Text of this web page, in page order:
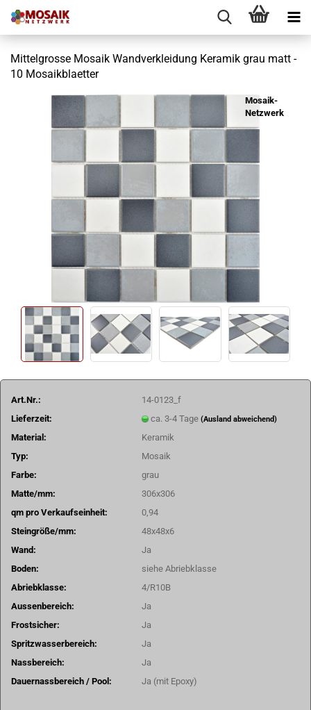
Mittelgrosse Mosaik Wandverkleidung Keramik grau matt -
10 Mosaikblaetter
Mosaik-
Netzwerk
Art.Nr.:
14-0123_f
Lieferzeit:
ca. 3-4 Tage(Ausland abweichend)
Material:
Keramik
Typ:
Mosaik
Farbe:
grau
Matte/mm:
306x306
qm pro Verkaufseinheit:
0,94
Steingröße/mm:
48x48x6
Wand:
Ja
Boden:
siehe Abriebklasse
Abriebklasse:
4/R10B
Aussenbereich:
Ja
Frostsicher:
Ja
Spritzwasserbereich:
Ja
Nassbereich:
Ja
Dauernassbereich / Pool:
Ja (mit Epoxy)